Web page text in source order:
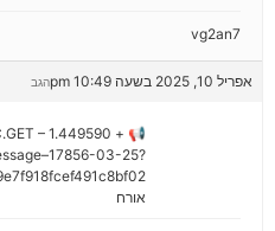
vg2an7
אפריל 10, 2025 בשעה 10:49 pm הגב
BTC.GET –
03-25?
📢
אורח